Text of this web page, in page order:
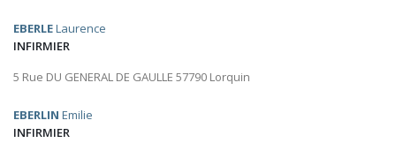
EBERLELaurence
INFIRMIER
5 Rue DU GENERAL DE GAULLE 57790 Lorquin
EBERLIN Emilie
INFIRMIER